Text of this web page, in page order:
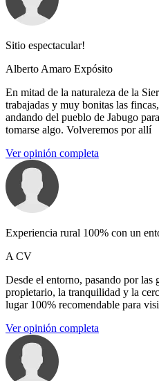
Sitio espectacular!
Alberto Amaro Expósito
En mitad de la naturaleza de la
trabajadas y muy bonitas las
andando del pueblo de Jabugo
tomarse algo. Volveremos por allí
Ver opinión completa
Experiencia rural 100% con un
A CV
Desde el entorno, pasando por las
propietario, la tranquilidad y la
lugar 100% recomendable para
Ver opinión completa